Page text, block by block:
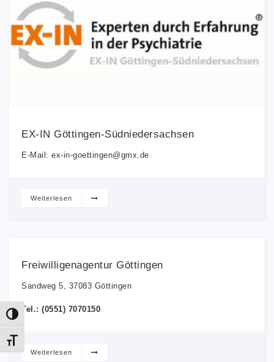
Umschalten auf hohe Kontraste
Schrift vergrößern
EX-IN Göttingen-Südniedersachsen
E-Mail: ex-in-goettingen@gmx.de
Weiterlesen
Freiwilligenagentur Göttingen
Sandweg 5, 37083 Göttingen
Tel.: (0551) 7070150
Weiterlesen